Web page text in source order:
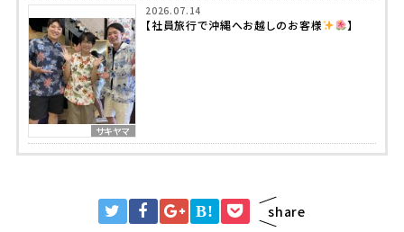
サキヤマ
2026.07.14
【社員旅行で沖縄へお越しのお客様 】
B! share